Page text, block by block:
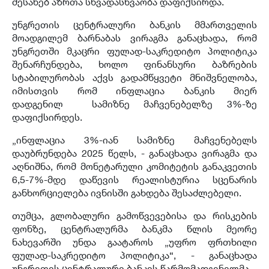
უნგრეთის ცენტრალური ბანკის მმართველის
მოადგილემ ბარნაბას ვირაგმა განაცხადა, რომ
უნგრეთში მკაცრი ფულად-საკრედიტო პოლიტიკა
შენარჩუნდება, ხოლო ფინანსური ბაზრების
სტაბილურობას აქვს გადამწყვეტი მნიშვნელობა,
იმისთვის რომ ინფლაცია ბანკის მიერ
დადგენილ სამიზნე მაჩვენებელზე 3%-ზე
დაფიქსირდეს.
„ინფლაცია 3%-იან სამიზნე მაჩვენებელს
დაუბრუნდება 2025 წელს, - განაცხადა ვირაგმა და
აღნიშნა, რომ მონეტარული კომიტეტის განაკვეთის
6,5-7%-მდე დაწევის რეალისტურია სცენარის
განხორციელება ივნისში გახდება შესაძლებელი.
თუმცა, გლობალური გამოწვევებისა და რისკების
ფონზე, ცენტრალურმა ბანკმა წლის მეორე
ნახევარში უნდა გაატაროს „უფრო ფრთხილი
ფულად-საკრედიტო პოლიტიკა“, - განაცხადა